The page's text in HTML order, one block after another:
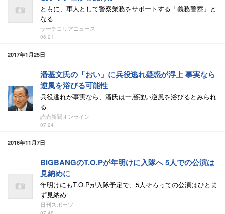
ともに、軍人として警察業務をサポートする「義務警察」と
なる
サーチコリアニュース
06:21
2017年1月25日
潘基文氏の「おい」に兵役逃れ疑惑が浮上 事実なら
逆風を浴びる可能性
兵役逃れが事実なら、潘氏は一層強い逆風を浴びるとみられ
る
読売新聞オンライン
07:24
2016年11月7日
BIGBANGのT.O.Pが年明けに入隊へ 5人での公演は
見納めに
年明けにもT.O.Pが入隊予定で、5人そろっての公演はひとま
ず見納め
日刊スポーツ